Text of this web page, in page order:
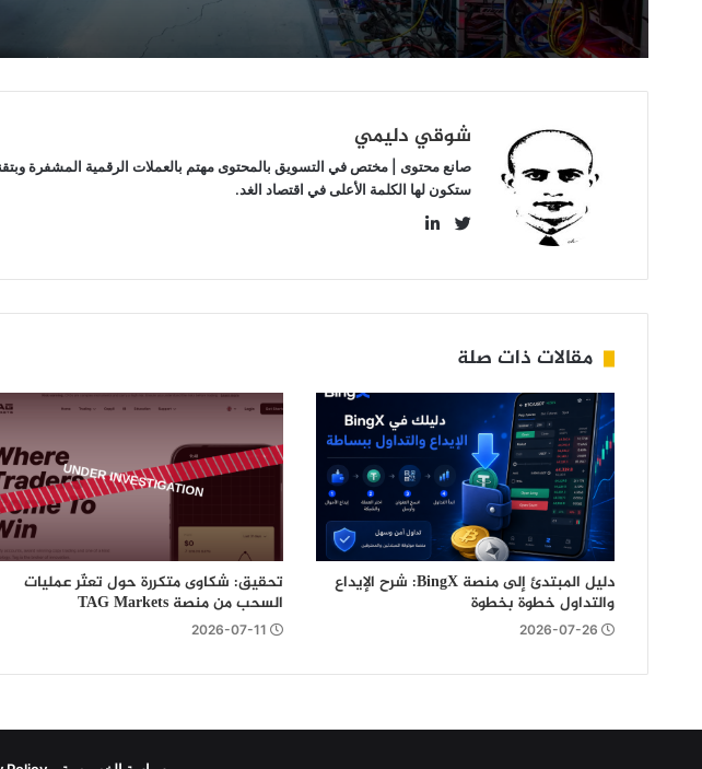
أكثر
بقيمة 540 ألف دولار…التفاصيل هنا
شوقي دليمي
صانع محتوى | مختص في التسويق بالمحتوى مهتم بالعملات الرقمية المشفرة
ستكون لها الكلمة الأعلى في اقتصاد الغد.
مقالات ذات صلة
دليل المبتدئ إلى منصة BingX: شرح الإيداع
والتداول خطوة بخطوة
2026-07-26
تحقيق: شكاوى متكررة حول تعثّر عمليات
السحب من منصة TAG Markets
2026-07-11